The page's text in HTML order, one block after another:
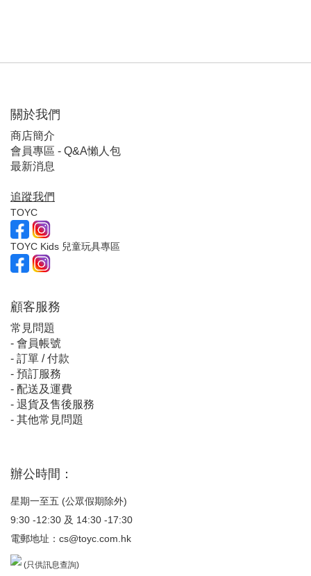
關於我們
商店簡介
會員專區 - Q&A懶人包
最新消息
追蹤我們
TOYC
TOYC Kids 兒童玩具專區
顧客服務
常見問題
- 會員帳號
- 訂單 / 付款
- 預訂服務
- 配送及運費
- 退貨及售後服務
- 其他常見問題
辦公時間：
星期一至五 (公眾假期除外)
9:30 -12:30 及 14:30 -17:30
電郵地址： cs@toyc.com.hk
(只供訊息查詢)